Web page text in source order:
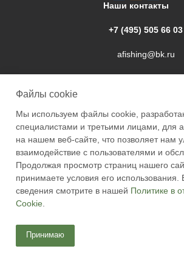
Наши контакты
+7 (495) 505 66 03
afishing@bk.ru
2026 © Academyfishing - продажа
Москве и России
Файлы cookie
Мы используем файлы cookie,
специалистами и третьими лицами, для
на нашем веб-сайте, что позволяет нам
взаимодействие с пользователями и
Продолжая просмотр страниц нашего
принимаете условия его
сведения смотрите в нашей Политике в
Cookie
Принимаю